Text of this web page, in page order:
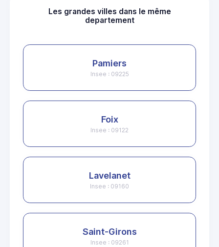
Les grandes villes dans le même
departement
Pamiers
Insee : 09225
Foix
Insee : 09122
Lavelanet
Insee : 09160
Saint-Girons
Insee : 09261